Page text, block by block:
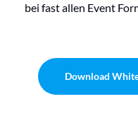
bei fast allen Event
Download